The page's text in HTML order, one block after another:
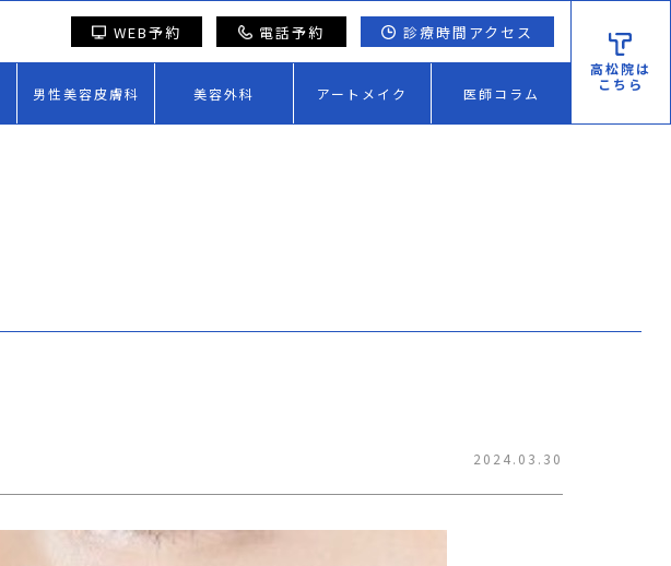
WEB予約 電話予約 診療時間アクセス
男性美容皮膚科 美容外科 アートメイク 医師コラム
高松院は
こちら
2024.03.30